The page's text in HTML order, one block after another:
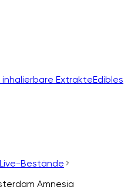
inhalierbare ExtrakteEdibles
Bestände
Amnesia